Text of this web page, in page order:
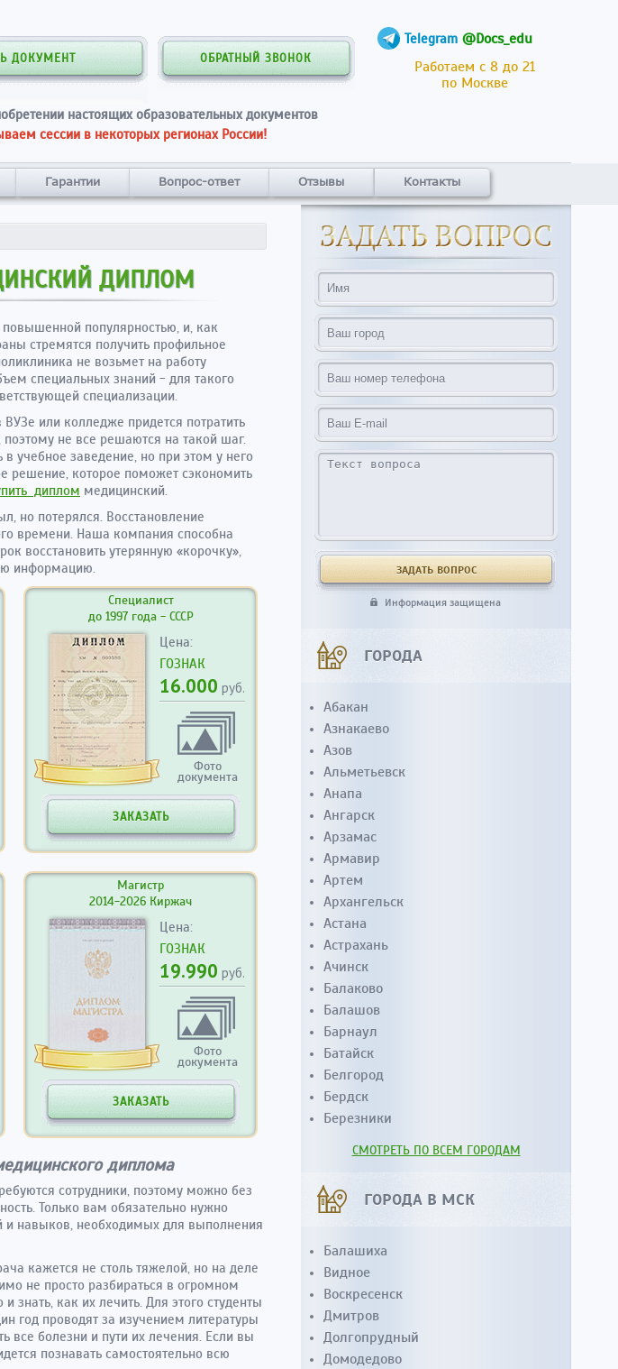
Telegram @Docs_edu
Работаем с 8 до 21
по Москве
ДОКУМЕНТ ОБРАТНЫЙ ЗВОНОК
настоящих образовательных документов
сессии в некоторых регионах России!
Гарантии Вопрос-ответ Отзывы Контакты
ДИПЛОМ
популярностью, и, как
стремятся получить профильное
не возьмет на работу
специальных знаний - для такого
специализации.
или колледже придется потратить
не все решаются на такой шаг.
учебное заведение, но при этом у него
решение, которое поможет сэкономить
диплом медицинский.
но потерялся. Восстановление
времени. Наша компания способна
восстановить утерянную «корочку»,
информацию.
Специалист
до 1997 года - СССР
Цена:
ГОЗНАК
16.000 руб.
Фото
документа
ЗАКАЗАТЬ
Магистр
2014-2026 Киржач
Цена:
ГОЗНАК
19.990 руб.
Фото
документа
ЗАКАЗАТЬ
диплома
сотрудники, поэтому можно без
Только вам обязательно нужно
и навыков, необходимых для выполнения
кажется не столь тяжелой, но на деле
не просто разбираться в огромном
знать, как их лечить. Для этого студенты
год проводят за изучением литературы
все болезни и пути их лечения. Если вы
познавать самостоятельно всю
Информация защищена
ГОРОДА
Абакан
Азнакаево
Азов
Альметьевск
Анапа
Ангарск
Арзамас
Армавир
Артем
Архангельск
Астана
Астрахань
Ачинск
Балаково
Балашов
Барнаул
Батайск
Белгород
Бердск
Березники
СМОТРЕТЬ ПО ВСЕМ ГОРОДАМ
ГОРОДА В МСК
Балашиха
Видное
Воскресенск
Дмитров
Долгопрудный
Домодедово